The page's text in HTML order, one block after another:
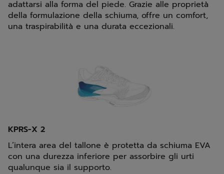
adattarsi alla forma del piede. Grazie alle proprietà
della formulazione della schiuma, offre un comfort,
una traspirabilità e una durata eccezionali.
KPRS-X 2
L’intera area del tallone è protetta da schiuma EVA
con una durezza inferiore per assorbire gli urti
qualunque sia il supporto.